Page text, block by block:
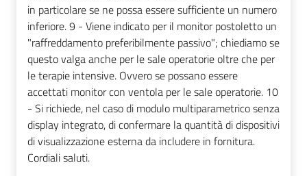
in particolare se ne possa essere sufficiente un numero
inferiore. 9 - Viene indicato per il monitor postoletto un
"raffreddamento preferibilmente passivo"; chiediamo se
questo valga anche per le sale operatorie oltre che per
le terapie intensive. Ovvero se possano essere
accettati monitor con ventola per le sale operatorie. 10
- Si richiede, nel caso di modulo multiparametrico senza
display integrato, di confermare la quantità di dispositivi
di visualizzazione esterna da includere in fornitura.
Cordiali saluti.